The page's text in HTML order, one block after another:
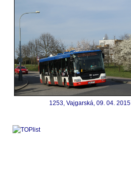
1253, Vajgarská, 09. 04. 2015